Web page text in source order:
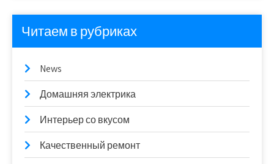
Читаем в рубриках
News
Домашняя электрика
Интерьер со вкусом
Качественный ремонт